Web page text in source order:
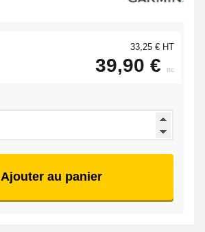
33,25 € HT
39,90 € ttc
Ajouter au panier